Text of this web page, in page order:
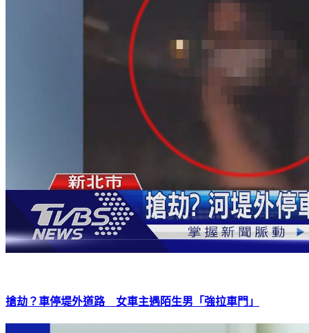
搶劫？車停堤外道路 女車主遇陌生男「強拉車門」